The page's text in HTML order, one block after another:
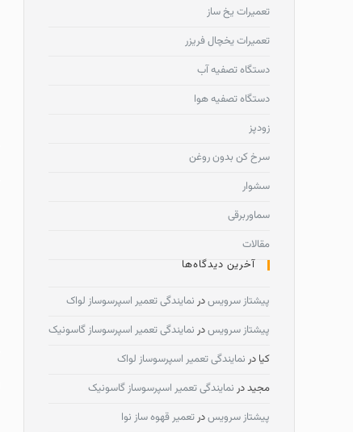
تعمیرات یخ ساز
تعمیرات یخچال فریزر
دستگاه تصفیه آب
دستگاه تصفیه هوا
زودپز
سرخ کن بدون روغن
سشوار
سماوربرقی
مقالات
آخرین دیدگاه‌ها
پیشتاز سرویسدر نمایندگی تعمیر اسپرسوساز لواک
پیشتاز سرویسدر نمایندگی تعمیر اسپرسوساز گاسونیک
کیا در نمایندگی تعمیر اسپرسوساز لواک
مجیددر نمایندگی تعمیر اسپرسوساز گاسونیک
پیشتاز سرویسدرتعمیر قهوه ساز نوا